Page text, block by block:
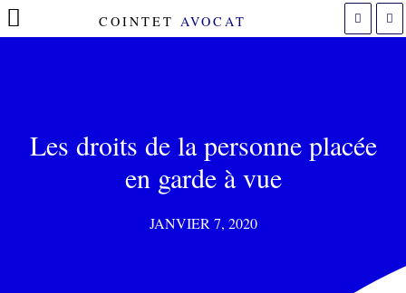
COINTET AVOCAT
Les droits de la personne placée
en garde à vue
JANVIER 7, 2020